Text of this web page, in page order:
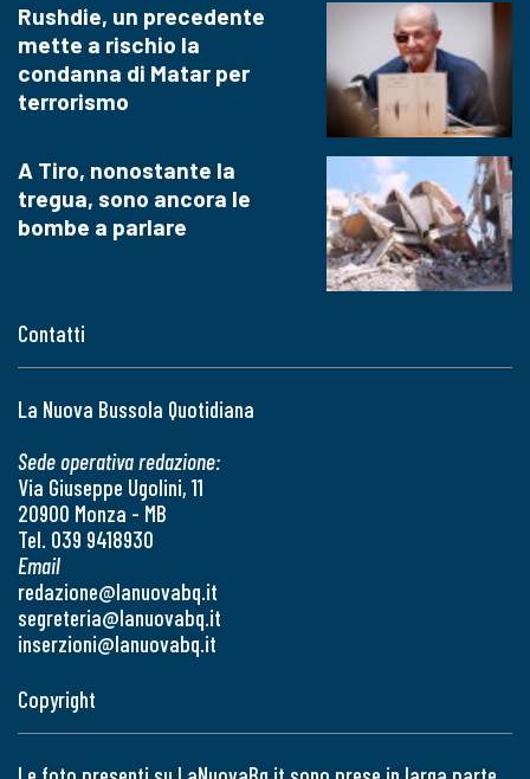
Contatti
La Nuova Bussola Quotidiana
Sede operativa redazione:
Via Giuseppe Ugolini, 11
20900 Monza - MB
Tel. 039 9418930
Email
redazione@lanuovabq.it
segreteria@lanuovabq.it
inserzioni@lanuovabq.it
Rushdie, un precedente
mette a rischio la
condanna di Matar per
terrorismo
A Tiro, nonostante la
tregua, sono ancora le
bombe a parlare
Copyright